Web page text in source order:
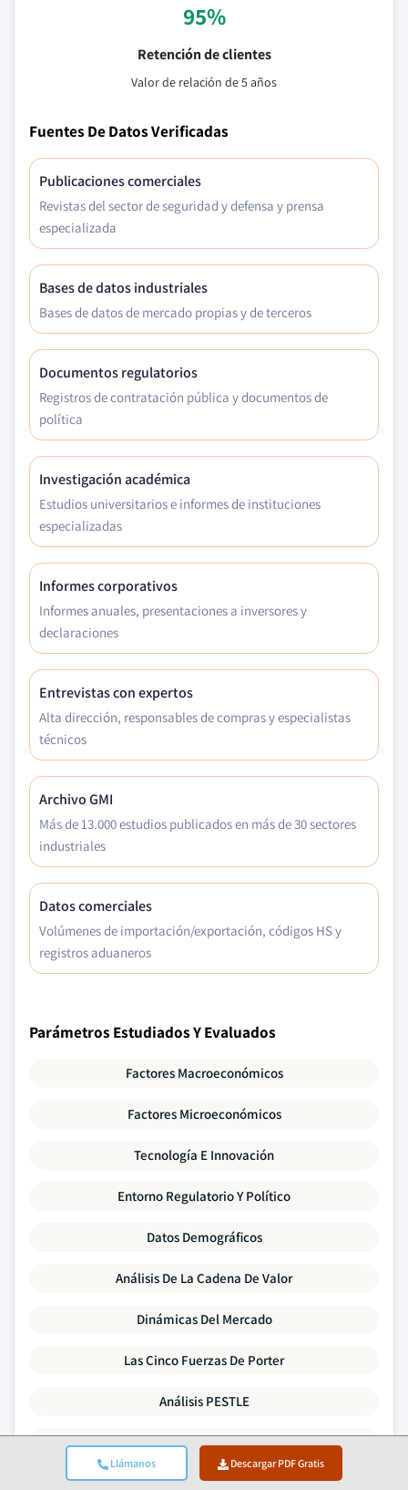
Llámanos Descargar PDF Gratis
95%
Retención de clientes
Valor de relación de 5 años
Fuentes De Datos Verificadas
Publicaciones comerciales
Revistas del sector de seguridad y defensa y prensa
especializada
Bases de datos industriales
Bases de datos de mercado propias y de terceros
Documentos regulatorios
Registros de contratación pública y documentos de
política
Investigación académica
Estudios universitarios e informes de instituciones
especializadas
Informes corporativos
Informes anuales, presentaciones a inversores y
declaraciones
Entrevistas con expertos
Alta dirección, responsables de compras y especialistas
técnicos
Archivo GMI
Más de 13.000 estudios publicados en más de 30 sectores
industriales
Datos comerciales
Volúmenes de importación/exportación, códigos HS y
registros aduaneros
Parámetros Estudiados Y Evaluados
Factores Macroeconómicos
Factores Microeconómicos
Tecnología E Innovación
Entorno Regulatorio Y Político
Datos Demográficos
Análisis De La Cadena De Valor
Dinámicas Del Mercado
Las Cinco Fuerzas De Porter
Análisis PESTLE
Benchmarking Competitivo
Análisis De Brecha Oferta-Demanda